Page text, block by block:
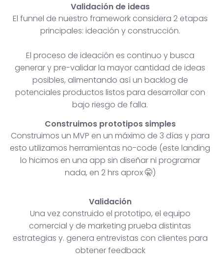
Validación de ideas
El funnel de nuestro framework considera 2 etapas
principales: ideación y construcción.
El proceso de ideación es continuo y busca
generar y pre-validar la mayor cantidad de ideas
posibles, alimentando así un backlog de
potenciales productos listos para desarrollar con
bajo riesgo de falla.
Construimos prototipos simples
Construimos un MVP en un máximo de 3 días y para
esto utilizamos herramientas no-code (este landing
lo hicimos en una app sin diseñar ni programar
nada, en 2 hrs aprox 🤫)
Validación
Una vez construido el prototipo, el equipo
comercial y de marketing prueba distintas
estrategias y. genera entrevistas con clientes para
obtener feedback